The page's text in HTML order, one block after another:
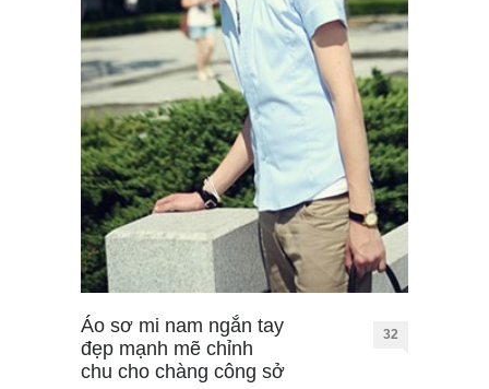
Áo sơ mi nam ngắn tay
đẹp mạnh mẽ chỉnh
chu cho chàng công sở
32